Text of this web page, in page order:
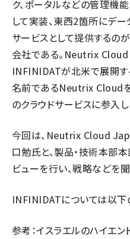
ク、ポータルなどの管理機
して実装、東西2箇所にデー
サービスとして提供する
会社である。Neutrix
INFINIDATが北米で展開す
名前であるNeutrix Cloud
のクラウドサービスに参入し
今回は、Neutrix Cloud
口勉氏と、製品・技術本部
ビューを行い、戦略などを聞
INFINIDATについては以下
参考：イスラエルのハイエン